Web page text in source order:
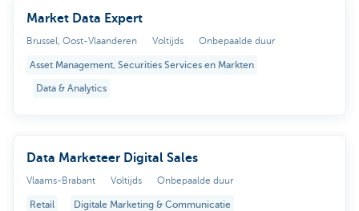
Market Data Expert
Brussel, Oost-Vlaanderen Voltijds Onbepaalde duur
Asset Management, Securities Services en Markten
Data & Analytics
Data Marketeer Digital Sales
Vlaams-Brabant Voltijds Onbepaalde duur
Retail Digitale Marketing & Communicatie